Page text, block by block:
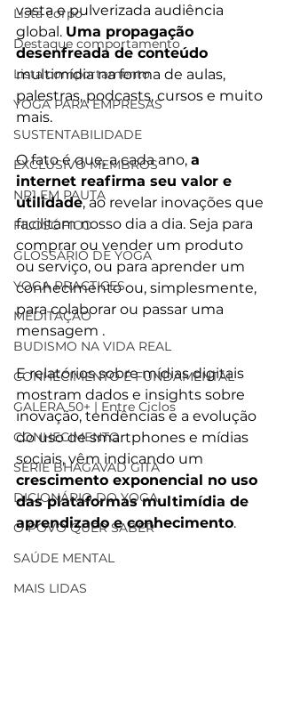
Lista corpo
Destaque comportamento
Lista comportamento
YOGA PARA EMPRESAS
SUSTENTABILIDADE
EXCLUSIVO MEMBROS
NR1 EM PAUTA
FILOSÓFICO
GLOSSÁRIO DE YOGA
YOGA PRACTICES
MEDITAÇÃO
BUDISMO NA VIDA REAL
CONHECIMENTO É FUNDAMENTAL
GALERA 50+ | Entre Ciclos
CONHECIMENTO
SÉRIE BHAGAVAD GITA
DICIONÁRIO DO YOGA
O POVO QUER SABER
SAÚDE MENTAL
MAIS LIDAS
vasta e pulverizada audiência
global. Uma propagação
desenfreada de conteúdo
multimídia na forma de aulas,
palestras, podcasts, cursos e muito
mais.
O fato é que, a cada ano, a
internet reafirma seu valor e
utilidade, ao revelar inovações que
facilitam nosso dia a dia. Seja para
comprar ou vender um produto
ou serviço, ou para aprender um
conhecimento ou, simplesmente,
para colaborar ou passar uma
mensagem .
E relatórios sobre mídias digitais
mostram dados e insights sobre
inovação, tendências e a evolução
do uso de smartphones e mídias
sociais, vêm indicando um
crescimento exponencial no uso
das plataformas multimídia de
aprendizado e conhecimento.